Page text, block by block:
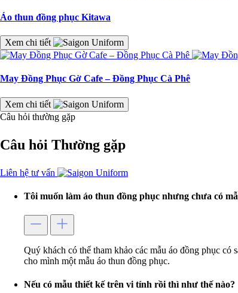
Áo thun đồng phục Kitawa
Xem chi tiết
May Đồng Phục Gờ Cafe – Đồng Phục Cà Phê
Xem chi tiết
Câu hỏi thường gặp
Câu hỏi Thường gặp
Liên hệ tư vấn
Tôi muốn làm áo thun đồng phục nhưng chưa có
Quý khách có thể tham khảo các mẫu áo đồng phục
cho mình một mẫu áo thun đồng phục.
Nếu có mẫu thiết kế trên vi tính rồi thì như thế nào?